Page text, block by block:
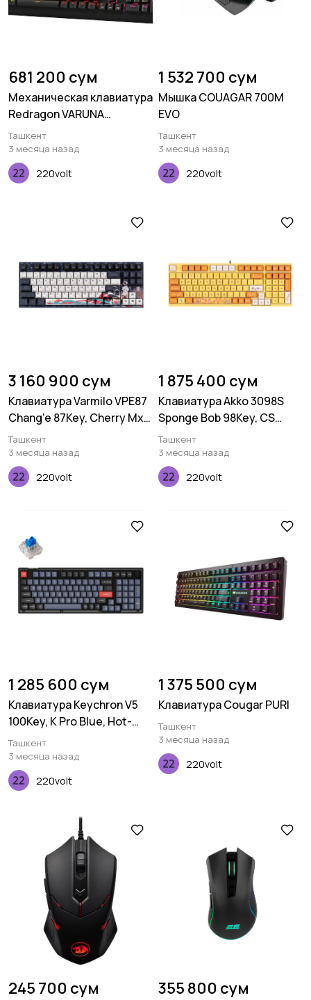
681 200 сум
Механическая клавиатура
Redragon VARUNA
K559RGB
Ташкент
3 месяца назад
220volt
1 532 700 сум
Мышка COUAGAR 700M
EVO
Ташкент
3 месяца назад
220volt
3 160 900 сум
Клавиатура Varmilo VPE87
Chang'e 87Key, Cherry Mx
Red, BT/WL/USB-A, EN,
White Led, Синий
Ташкент
3 месяца назад
220volt
1 875 400 сум
Клавиатура Akko 3098S
Sponge Bob 98Key, CS
Starfish, USB-A, Hot-
swappable, EN/UKR, RGB,
Желтый
Ташкент
3 месяца назад
220volt
1 285 600 сум
Клавиатура Keychron V5
100Key, K Pro Blue, Hot-
Swap, QMK, Knob, USB-A,
EN/UKR, RGB, Frosted Black
Ташкент
3 месяца назад
220volt
1 375 500 сум
Клавиатура Cougar PURI
Ташкент
3 месяца назад
220volt
245 700 сум 355 800 сум